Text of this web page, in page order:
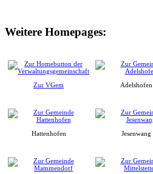
Weitere Homepages:
Zur VGem Adelshofen
Hattenhofen Jesenwang